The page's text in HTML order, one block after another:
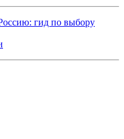
гид по выбору